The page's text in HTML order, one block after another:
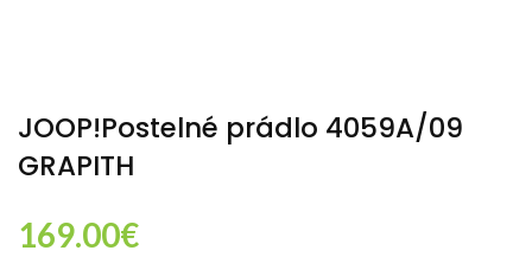
JOOP!Postelné prádlo 4059A/09
GRAPITH
169.00€